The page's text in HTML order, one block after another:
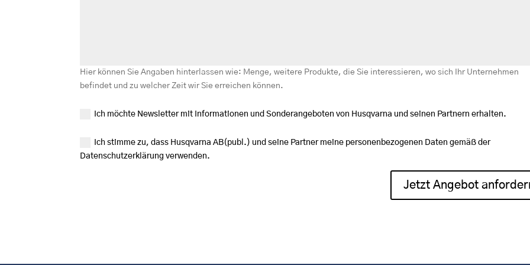
Hier können Sie Angaben hinterlassen wie: Menge, weitere Produkte, die Sie interessieren, wo sich Ihr Unternehmen
befindet und zu welcher Zeit wir Sie erreichen können.
Ich möchte Newsletter mit Informationen und Sonderangeboten von Husqvarna und seinen Partnern erhalten.
Ich stimme zu, dass Husqvarna AB(publ.) und seine Partner meine personenbezogenen Daten gemäß der
Datenschutzerklärung verwenden.
Jetzt Angebot